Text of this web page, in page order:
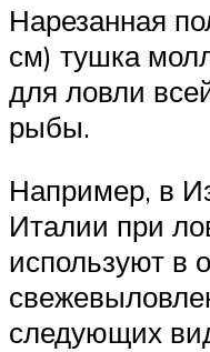
Нарезанная
см) тушка
для ловли
рыбы.
Например, в
Италии при
используют в
следующих